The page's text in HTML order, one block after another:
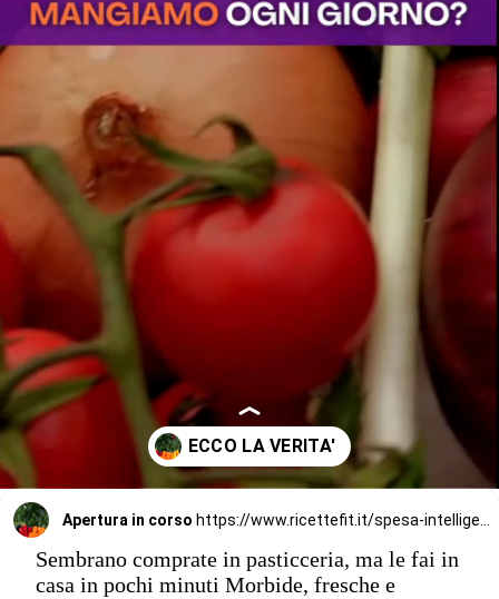
Apertura in corso https://www.ricettefit.it/spesa-intelligente/almeria-lorto-deuropa-da-dove-arrivano-frutta-e-verdura-che-consumiamo-ogni-giorno/
Sembrano comprate in pasticceria, ma le fai in
casa in pochi minuti Morbide, fresche e